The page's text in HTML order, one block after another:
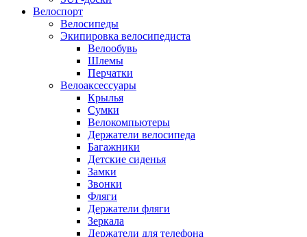
Велоспорт
Велосипеды
Экипировка велосипедиста
Велообувь
Шлемы
Перчатки
Велоаксессуары
Крылья
Сумки
Велокомпьютеры
Держатели велосипеда
Багажники
Детские сиденья
Замки
Звонки
Фляги
Держатели фляги
Зеркала
Держатели для телефона